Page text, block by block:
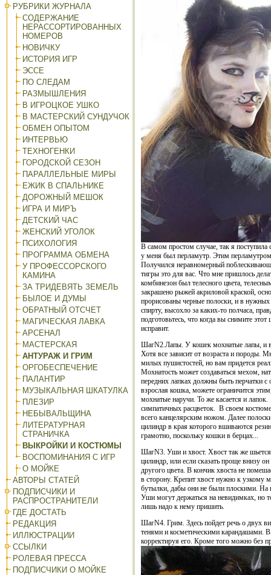
РУБРИКИ ЖУРНАЛА
СОДЕРЖАНИЕ
НЕРАССОРТИРОВАННЫХ
НОМЕРОВ
НОВИЧКУ
ИСТОРИЯ ИГР
ЭССЕ
ПО СЛЕДАМ
РАЗМЫШЛЕНИЯ
В ИГРОЦКОЕ УШКО
В МАСТЕРСКИЙ СУНДУЧОК
ОБМЕН ОПЫТОМ
ИНТЕРВЬЮ
ТЕХНОГЕНКИ
ГОРОДСКОЙ СЕЗОН
ПАРАЛЛЕЛЬНЫЕ МИРЫ
ЕЖИК В СПАЛЬНИКЕ
ДОРОЖНЫЙ МЕШОК
ИГРА И МИРЪ
ДЕТСКИЙ ЧАС
ЖЕНСКИЙ УГОЛОК
ПСИХОЛОГИЯ
ПРОГРАММА ОБМЕНА
У ПРОФЕССОРСКОГО
КАМИНА
ЗА ТРИДЕВЯТЬ ЗЕМЕЛЬ
БЫЛОЕ И ДУМЫ
ОБРАТНЫЙ ОТСЧЕТ
МАГИЧЕСКАЯ ЛАВКА
АРСЕНАЛ
МАСТЕРСКАЯ
АНТУРАЖ И ГРИМ
ОРГОБЕСПЕЧЕНИЕ
ПАЛАНТИР
МУЗЫКАЛЬНАЯ ШКАТУЛКА
ПЛЕЗИР
НЕБЫВАЛЬЩИНА
ЛИТЕРАТУРНАЯ
СТРАНИЧКА
ВЫКРОЙКИ И КОСТЮМЫ
ВОСПОМИНАНИЯ С ИГР
О МОЙКЕ
АВТОРЫ СТАТЕЙ
ПОДПИСЧИКИ И
РАСПРОСТРАНИТЕЛИ
ГДЕ ДОСТАТЬ
РЕДАКЦИЯ
ИЛЛЮСТРАЦИИ
ССЫЛКИ
РОЛЕВАЯ ПРЕССА
ПОДПИСЧИКИ О МОЙКЕ
В самом простом случае, так я
у меня был перламутр. Этим перламутром
Получился неравномерный
тигры это для вас. Что мне пришлось
комбинезон был телесного цвета,
закрашено рыжей акриловой краской,
прорисованы черные полоски, и в
спирту, высохло за каких-то полчаса,
подготовьтесь, что когда вы снимите
исправит.
ШагN2.Лапы. У кошек мохнатые лапы, и
Хотя все зависит от возраста и породы.
милых пушистостей, но вам придется
Мохнатость может создаваться мехом,
передних лапках должны быть перчатки с
взрослая кошка, можете ограничится
мохнатые наручи. То же касается и лапок.
симпатичных расцветок. В своем
всего канцелярским ножом. Далее
цилиндр в края которого вшиваются
грамотно, поскольку кошки в берцах...
ШагN3. Уши и хвост. Хвост так же шьется
цилиндр, или если сказать проще внизу
другого цвета. В кончик хвоста не
в сторону. Крепит хвост нужно к узкому
бутылки, дабы они не были плоскими.
Уши могут держаться на невидимках, но
лишь надо к нему пришить.
ШагN4. Грим. Здесь пойдет речь о двух
тенями и косметическими карандашами.
корректируя его. Кроме того можно без